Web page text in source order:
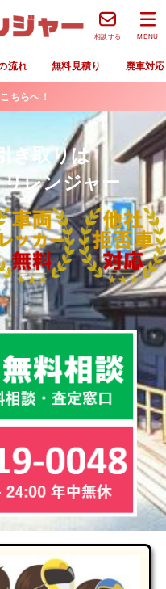
流れ 無料見積り 廃車対
相談する MENU
ちらへ！
き取りは
レンジャー